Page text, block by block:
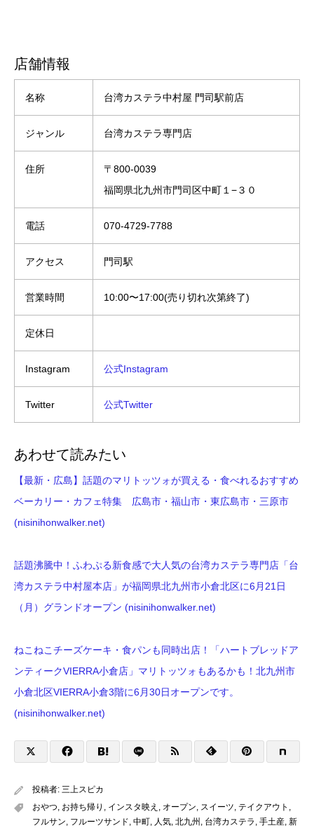
店舗情報
名称 台湾カステラ中村屋 門司駅前店
ジャンル 台湾カステラ専門店
住所
〒800-0039
福岡県北九州市門司区中町１−３０
電話 070-4729-7788
アクセス 門司駅
営業時間 10:00〜17:00(売り切れ次第終了)
定休日
Instagram 公式Instagram
Twitter 公式Twitter
あわせて読みたい
【最新・広島】話題のマリトッツォが買える・食べれるおすすめ
ベーカリー・カフェ特集 広島市・福山市・東広島市・三原市
(nisinihonwalker.net)
話題沸騰中！ふわぷる新食感で大人気の台湾カステラ専門店「台
湾カステラ中村屋本店」が福岡県北九州市小倉北区に6月21日
（月）グランドオープン (nisinihonwalker.net)
ねこねこチーズケーキ・食パンも同時出店！「ハートブレッドア
ンティークVIERRA小倉店」マリトッツォもあるかも！北九州市
小倉北区VIERRA小倉3階に6月30日オープンです。
(nisinihonwalker.net)
投稿者: 三上スピカ
おやつ お持ち帰り インスタ映え オープン スイーツ テイクアウト
フルサン フルーツサンド 中町 人気 北九州 台湾カステラ 手土産 新